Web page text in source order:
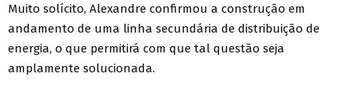
Muito solícito, Alexandre confirmou a construção em
andamento de uma linha secundária de distribuição de
energia, o que permitirá com que tal questão seja
amplamente solucionada.